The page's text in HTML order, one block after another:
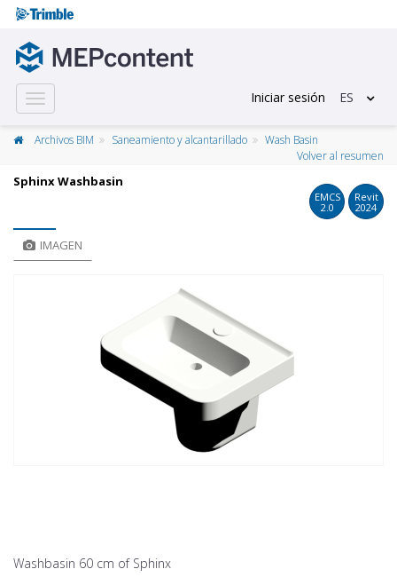
Toggle
navigation
Iniciar sesión ES
Archivos BIM Saneamiento y alcantarillado
Wash Basin
Volver al resumen
Sphinx Washbasin
EMCS
2.0
Revit
2024
IMAGEN
Washbasin 60 cm of Sphinx